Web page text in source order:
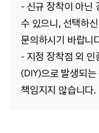
- 신규 장착이 아닌
수 있으니, 선택하
문의하시기 바랍니
- 지정 장착점 외 인
(DIY)으로 발생되
책임지지 않습니다.